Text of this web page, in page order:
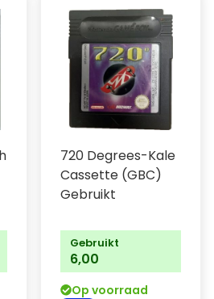
720 Degrees-Kale
Cassette (GBC)
Gebruikt
Gebruikt
6,00
Op voorraad